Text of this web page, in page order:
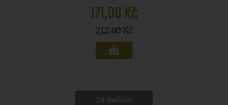
171,00 Kč
212,00Kč
24 dalších